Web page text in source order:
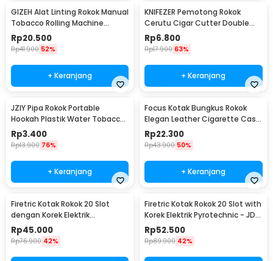
GIZEH Alat Linting Rokok Manual
Tobacco Rolling Machine
8x70mm - GU222
Rp20.500
Rp41.900 52%
+ Keranjang
KNIFEZER Pemotong Rokok
Cerutu Cigar Cutter Double
Blade - XJ-01
Rp6.800
Rp17.900 63%
+ Keranjang
JZIY Pipa Rokok Portable
Hookah Plastik Water Tobacco
Smoking Pipe - JY-101
Rp3.400
Rp13.900 76%
+ Keranjang
Focus Kotak Bungkus Rokok
Elegan Leather Cigarette Case
- JD-SH650
Rp22.300
Rp43.900 50%
+ Keranjang
Firetric Kotak Rokok 20 Slot
dengan Korek Elektrik
Pyrotechnic - JD-YH048
Rp45.000
Rp76.900 42%
Firetric Kotak Rokok 20 Slot with
Korek Elektrik Pyrotechnic - JD-
YH051
Rp52.500
Rp89.900 42%